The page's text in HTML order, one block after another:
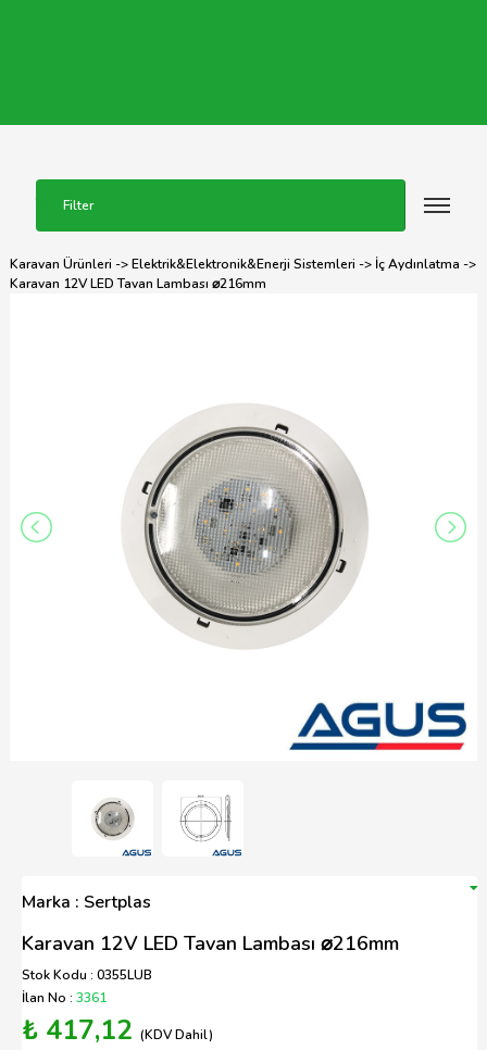
Filter
Karavan Ürünleri ->Elektrik&Elektronik&Enerji Sistemleri -> İç Aydınlatma ->
Karavan 12V LED Tavan Lambası ⌀216mm
Marka : Sertplas
Karavan 12V LED Tavan Lambası ⌀216mm
Stok Kodu : 0355LUB
İlan No : 3361
₺ 417,12 (KDV Dahil)